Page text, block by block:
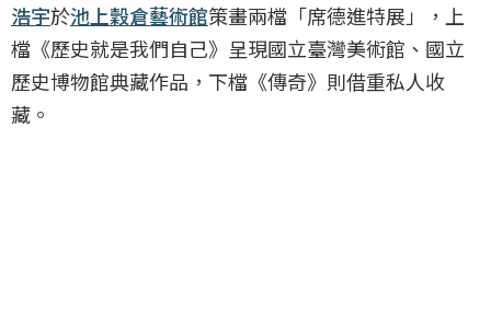
浩宇於池上穀倉藝術館策畫兩檔「席德進特展」，上
檔《歷史就是我們自己》呈現國立臺灣美術館、國立
歷史博物館典藏作品，下檔《傳奇》則借重私人收
藏。